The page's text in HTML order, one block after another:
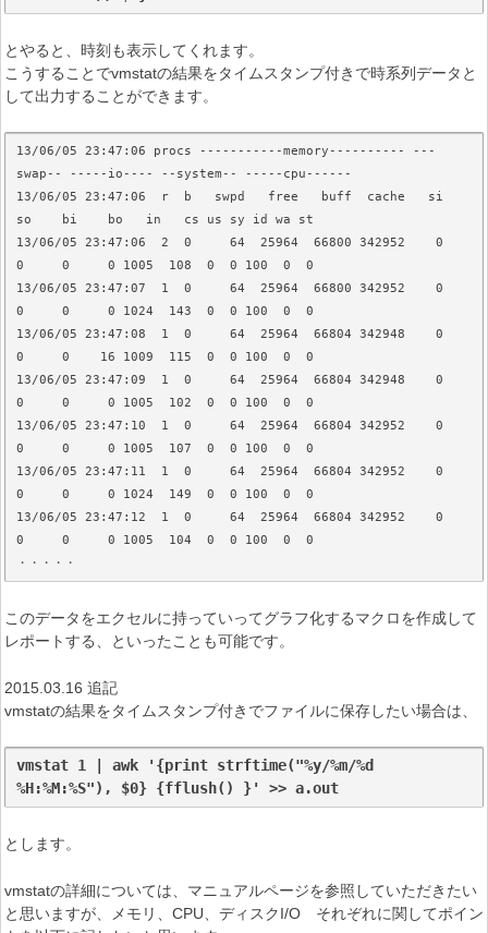
とやると、時刻も表示してくれます。
こうすることでvmstatの結果をタイムスタンプ付きで時系列データと
して出力することができます。
13/06/05 23:47:06 procs -----------memory---------- ---
swap-- -----io---- --system-- -----cpu------
13/06/05 23:47:06  r  b   swpd   free   buff  cache   si
so    bi    bo   in   cs us sy id wa st
13/06/05 23:47:06  2  0     64  25964  66800 342952    0
0     0     0 1005  108  0  0 100  0  0
13/06/05 23:47:07  1  0     64  25964  66800 342952    0
0     0     0 1024  143  0  0 100  0  0
13/06/05 23:47:08  1  0     64  25964  66804 342948    0
0     0    16 1009  115  0  0 100  0  0
13/06/05 23:47:09  1  0     64  25964  66804 342948    0
0     0     0 1005  102  0  0 100  0  0
13/06/05 23:47:10  1  0     64  25964  66804 342952    0
0     0     0 1005  107  0  0 100  0  0
13/06/05 23:47:11  1  0     64  25964  66804 342952    0
0     0     0 1024  149  0  0 100  0  0
13/06/05 23:47:12  1  0     64  25964  66804 342952    0
0     0     0 1005  104  0  0 100  0  0
・・・・・
このデータをエクセルに持っていってグラフ化するマクロを作成して
レポートする、といったことも可能です。
2015.03.16 追記
vmstatの結果をタイムスタンプ付きでファイルに保存したい場合は、
vmstat 1 | awk '{print strftime("%y/%m/%d
%H:%M:%S"), $0} {fflush() }' >> a.out
とします。
vmstatの詳細については、マニュアルページを参照していただきたい
と思いますが、メモリ、CPU、ディスクI/O それぞれに関してポイン